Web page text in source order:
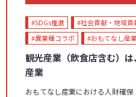
#SDGs推進 #社会貢献・地域貢
#異業種コラボ
#おもてなし産
観光産業（飲食店含む）
産業
おもてなし産業における人財確